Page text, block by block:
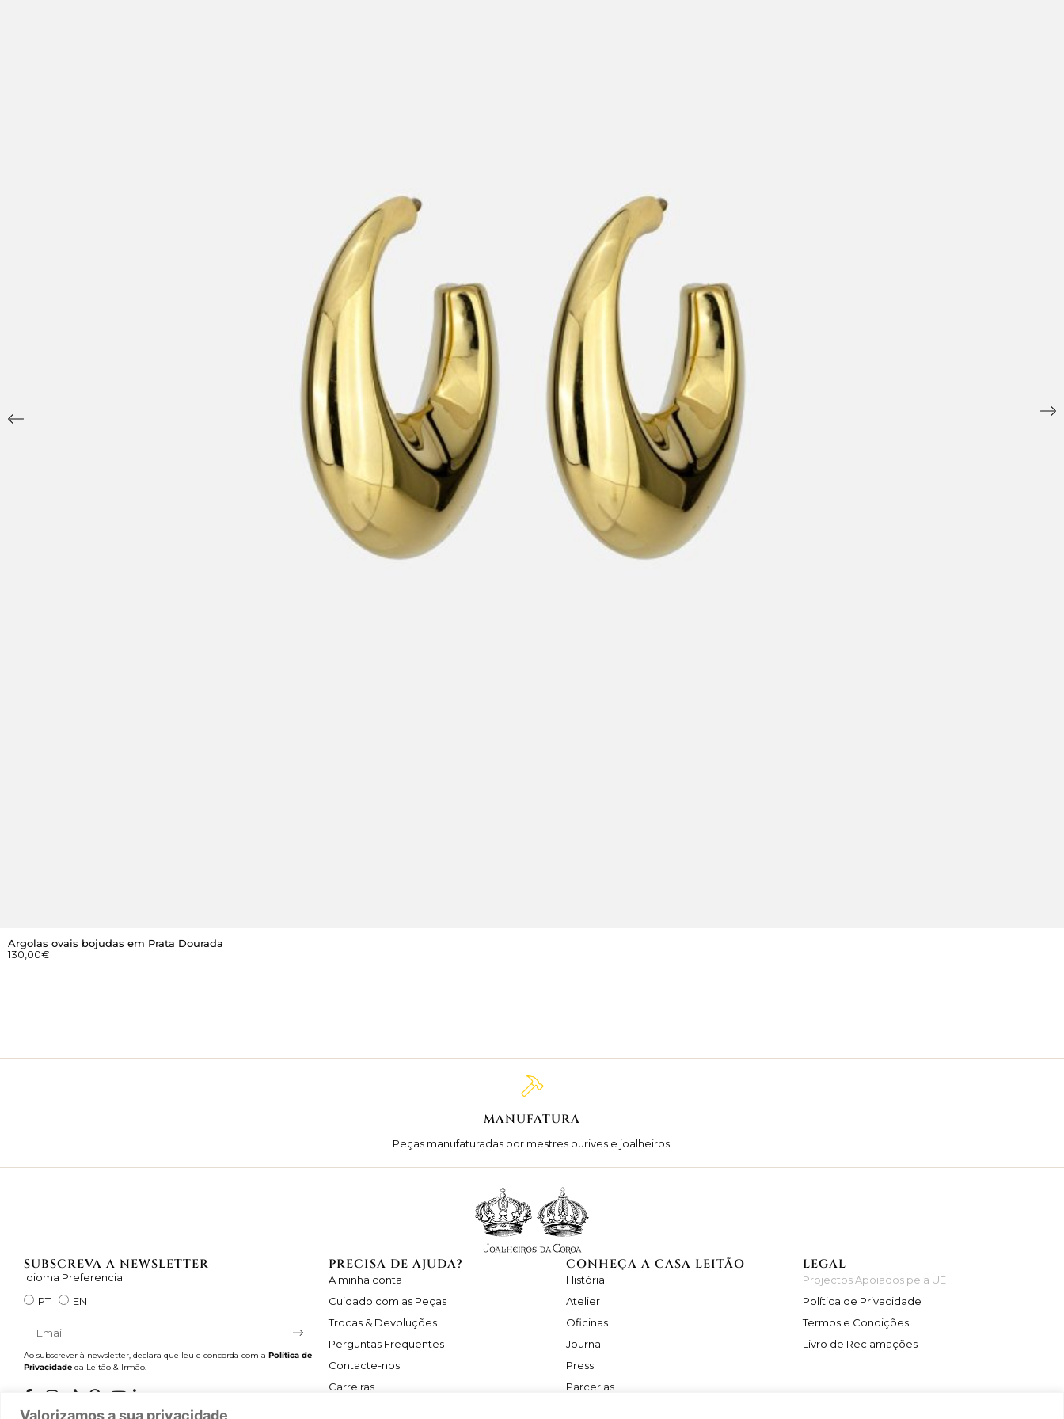
Valorizamos a sua privacidade
Argolas ovais bojudas em Prata Dourada
130,00€
MANUFATURA
Peças manufaturadas por mestres ourives e joalheiros.
SUBSCREVA A NEWSLETTER
Idioma Preferencial
PT
EN
Ao subscrever à newsletter, declara que leu e concorda com a Política de
Privacidade da Leitão & Irmão.
PRECISA DE AJUDA?
A minha conta
Cuidado com as Peças
Trocas & Devoluções
Perguntas Frequentes
Contacte-nos
Carreiras
CONHEÇA A CASA LEITÃO
História
Atelier
Oficinas
Journal
Press
Parcerias
LEGAL
Projectos Apoiados pela UE
Política de Privacidade
Termos e Condições
Livro de Reclamações